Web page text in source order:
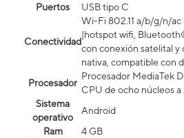
Puertos
USB tipo C
Conectividad
Wi-Fi 802.11 a/b/g/n/ac
|hotspot wifi,
con conexión satelital y
nativa, compatible con
Procesador
Procesador MediaTek
CPU de ocho núcleos a
Sistema
operativo
Android
Ram
4 GB